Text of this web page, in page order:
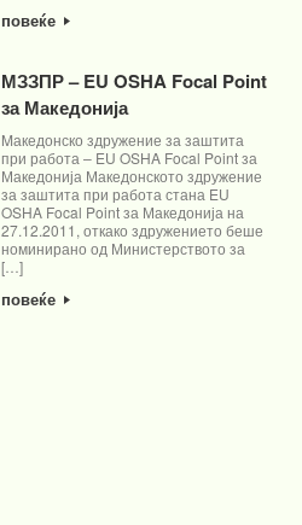
повеќе
МЗЗПР – EU OSHA Focal Point
за Македонија
Mакедонско здружение за заштита
при работа – EU OSHA Focal Point за
Македонија Македонското здружение
за заштита при работа стана EU
OSHA Focal Point за Македонија на
27.12.2011, откако здружението беше
номинирано од Министерството за
[…]
повеќе